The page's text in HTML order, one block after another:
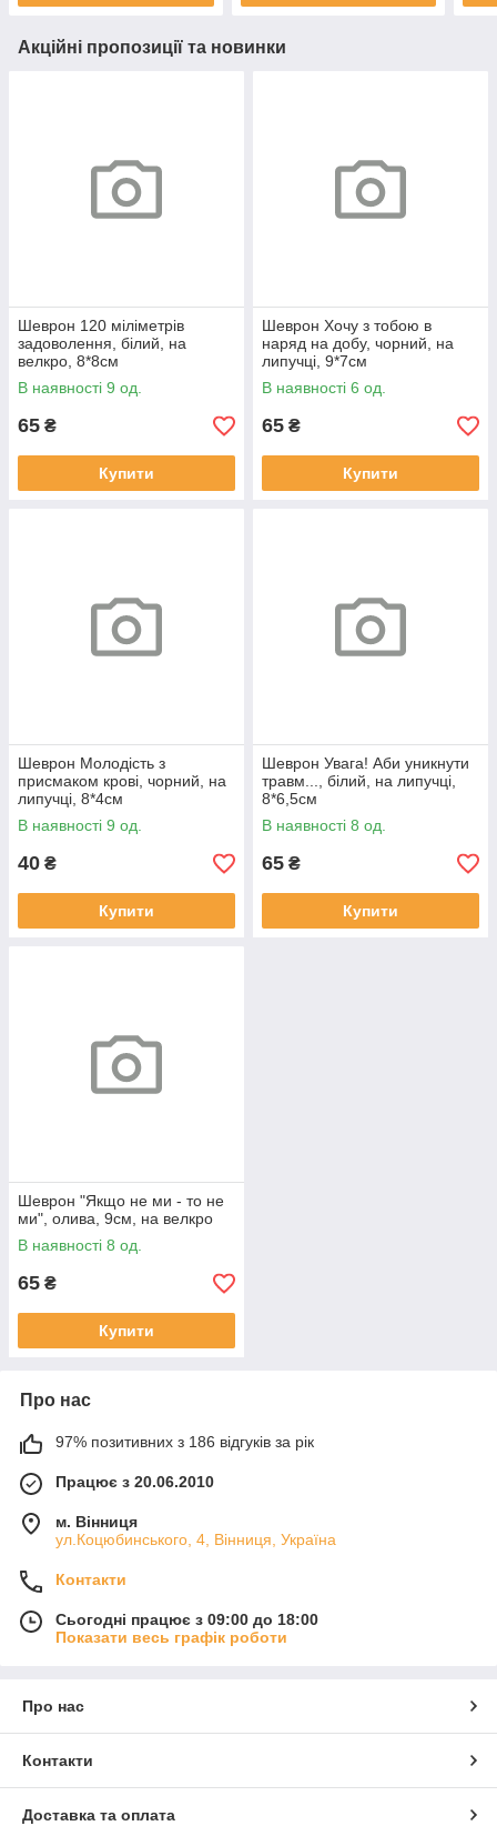
Акційні пропозиції та новинки
Шеврон 120 міліметрів
задоволення, білий, на
велкро, 8*8см
В наявності 9 од.
65 ₴
Купити
Шеврон Хочу з тобою в
наряд на добу, чорний, на
липучці, 9*7см
В наявності 6 од.
65 ₴
Купити
Шеврон Молодість з
присмаком крові, чорний, на
липучці, 8*4см
В наявності 9 од.
40 ₴
Купити
Шеврон Увага! Аби уникнути
травм..., білий, на липучці,
8*6,5см
В наявності 8 од.
65 ₴
Купити
Шеврон "Якщо не ми - то не
ми", олива, 9см, на велкро
В наявності 8 од.
65 ₴
Купити
Про нас
97% позитивних з 186 відгуків за рік
Працює з 20.06.2010
м. Вінниця
ул.Коцюбинського, 4, Вінниця, Україна
Контакти
Сьогодні працює з 09:00 до 18:00
Показати весь графік роботи
Про нас
Контакти
Доставка та оплата